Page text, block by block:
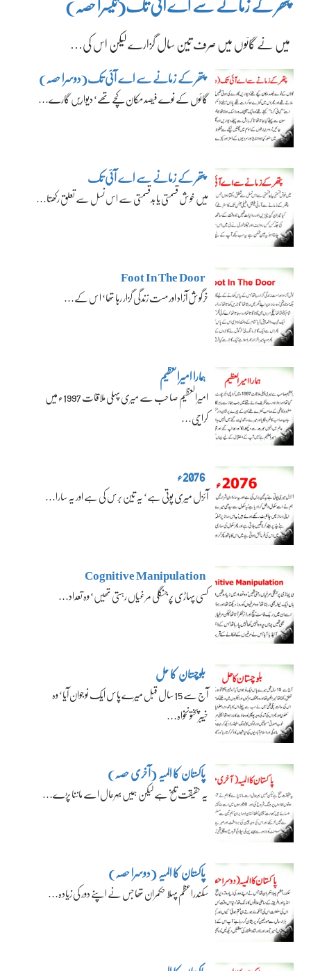
میں نے گائوں میں صرف تین سال گزارے لیکن اس کی…
پتھر کے زمانے سے اے آئی تک(دوسرا حصہ)
گائوں کے نوے فیصد مکان کچے تھے‘ دیواریں گارے…
پتھر کے زمانے سے اے آئی تک
میں خوش قسمتی یا بدقسمتی سے اس نسل سے تعلق رکھتا…
Foot In The Door
خرگوش آزاد اور مست زندگی گزار رہا تھا‘ اس کے…
ہمارا امیرالعظیم
امیرالعظیم صاحب سے میری پہلی ملاقات 1997ء میں
کراچی…
2076ء
آئزل میری پوتی ہے‘ یہ تین برس کی ہے اور یہ سارا…
Cognitive Manipulation
کسی پہاڑی پر جنگلی مرغیاں رہتی تھیں‘ وہ تعداد…
بلوچستان کا حل
آج سے 15 سال قبل میرے پاس ایک نوجوان آیا‘ وہ
خیبرپختونخواہ…
پاکستان کا المیہ (آخری حصہ)
یہ حقیقت تلخ ہے لیکن ہمیں بہرحال اسے ماننا پڑے…
پاکستان کا المیہ (دوسرا حصہ)
سکندراعظم پہلا حکمران تھا جس نے اپنے دور کی زیادہ…